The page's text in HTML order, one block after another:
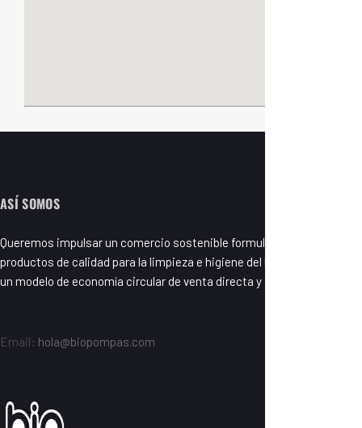
ASÍ SOMOS
Queremos impulsar un comercio sostenible formulando y fabricando
productos de calidad para la limpieza e higiene del hogar basados en
un modelo de economía circular de venta directa y a granel.
Email: hola@biopompas.com